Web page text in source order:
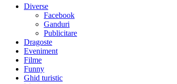
Diverse
Facebook
Ganduri
Publicitare
Dragoste
Eveniment
Filme
Funny
Ghid turistic